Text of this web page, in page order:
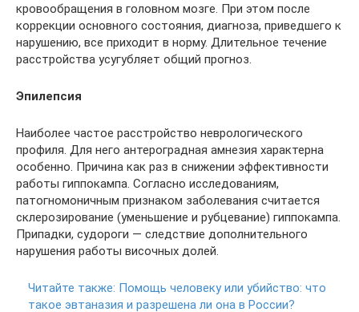
кровообращения в головном мозге. При этом после
коррекции основного состояния, диагноза, приведшего к
нарушению, все приходит в норму. Длительное течение
расстройства усугубляет общий прогноз.
Эпилепсия
Наиболее частое расстройство неврологического
профиля. Для него антероградная амнезия характерна
особенно. Причина как раз в снижении эффективности
работы гиппокампа. Согласно исследованиям,
патогномоничным признаком заболевания считается
склерозирование (уменьшение и рубцевание) гиппокампа.
Припадки, судороги — следствие дополнительного
нарушения работы височных долей.
Читайте также: Помощь человеку или убийство: что
такое эвтаназия и разрешена ли она в России?